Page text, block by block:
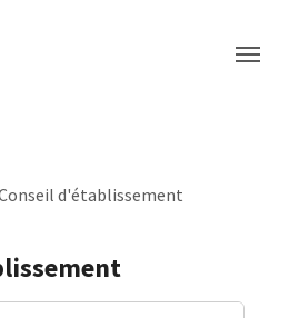
d'établissement